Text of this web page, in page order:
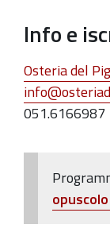
Info e
Osteria del
051.6166987